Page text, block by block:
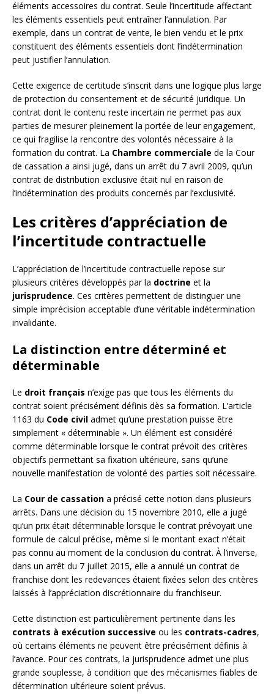
éléments accessoires du contrat. Seule l’incertitude affectant
les éléments essentiels peut entraîner l’annulation. Par
exemple, dans un contrat de vente, le bien vendu et le prix
constituent des éléments essentiels dont l’indétermination
peut justifier l’annulation.
Cette exigence de certitude s’inscrit dans une logique plus large
de protection du consentement et de sécurité juridique. Un
contrat dont le contenu reste incertain ne permet pas aux
parties de mesurer pleinement la portée de leur engagement,
ce qui fragilise la rencontre des volontés nécessaire à la
formation du contrat. La Chambre commerciale de la Cour
de cassation a ainsi jugé, dans un arrêt du 7 avril 2009, qu’un
contrat de distribution exclusive était nul en raison de
l’indétermination des produits concernés par l’exclusivité.
Les critères d’appréciation de
l’incertitude contractuelle
L’appréciation de l’incertitude contractuelle repose sur
plusieurs critères développés par la doctrine et la
jurisprudence. Ces critères permettent de distinguer une
simple imprécision acceptable d’une véritable indétermination
invalidante.
La distinction entre déterminé et
déterminable
Le droit français n’exige pas que tous les éléments du
contrat soient précisément définis dès sa formation. L’article
1163 du Code civil admet qu’une prestation puisse être
simplement « déterminable ». Un élément est considéré
comme déterminable lorsque le contrat prévoit des critères
objectifs permettant sa fixation ultérieure, sans qu’une
nouvelle manifestation de volonté des parties soit nécessaire.
La Cour de cassation a précisé cette notion dans plusieurs
arrêts. Dans une décision du 15 novembre 2010, elle a jugé
qu’un prix était déterminable lorsque le contrat prévoyait une
formule de calcul précise, même si le montant exact n’était
pas connu au moment de la conclusion du contrat. À l’inverse,
dans un arrêt du 7 juillet 2015, elle a annulé un contrat de
franchise dont les redevances étaient fixées selon des critères
laissés à l’appréciation discrétionnaire du franchiseur.
Cette distinction est particulièrement pertinente dans les
contrats à exécution successive ou les contrats-cadres,
où certains éléments ne peuvent être précisément définis à
l’avance. Pour ces contrats, la jurisprudence admet une plus
grande souplesse, à condition que des mécanismes fiables de
détermination ultérieure soient prévus.